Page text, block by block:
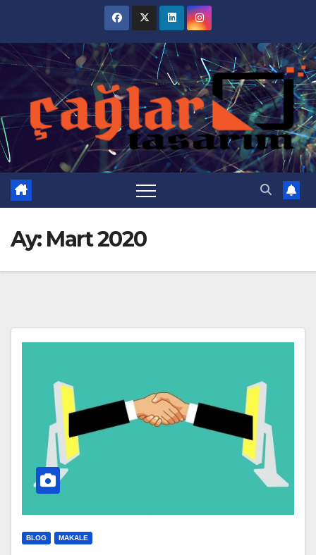
content
Ay: Mart 2020
BLOG MAKALE